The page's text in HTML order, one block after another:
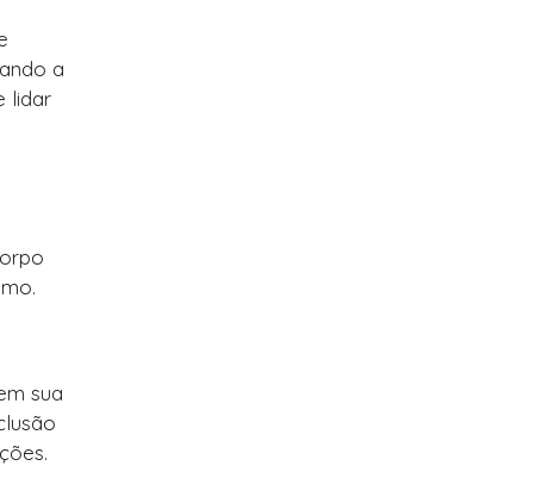
a
lidar
sua